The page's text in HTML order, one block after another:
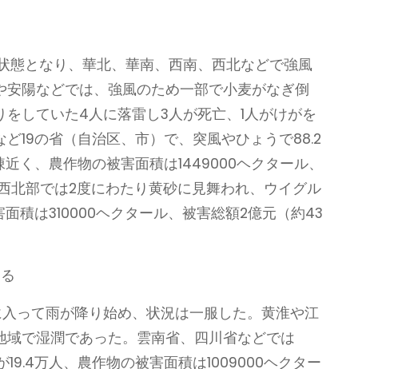
となり、華北、華南、西南、西北などで強風
陽などでは、強風のため一部で小麦がなぎ倒
していた4人に落雷し3人が死亡、1人がけがを
19の省（自治区、市）で、突風やひょうで88.2
く、農作物の被害面積は1449000ヘクタール、
北部では2度にわたり黄砂に見舞われ、ウイグル
積は310000ヘクタール、被害総額2億元（約43
って雨が降り始め、状況は一服した。黄淮や江
で湿潤であった。雲南省、四川省などでは
万人、農作物の被害面積は1009000ヘクター